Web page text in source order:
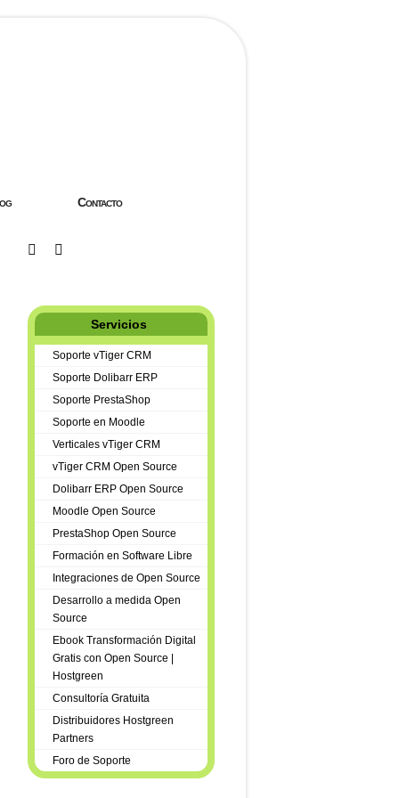
Contacto
Servicios
Soporte vTiger CRM
Soporte Dolibarr ERP
Soporte PrestaShop
Soporte en Moodle
Verticales vTiger CRM
vTiger CRM Open Source
Dolibarr ERP Open Source
Moodle Open Source
PrestaShop Open Source
Formación en Software Libre
Integraciones de Open Source
Desarrollo a medida Open
Source
Ebook Transformación Digital
Gratis con Open Source |
Hostgreen
Consultoría Gratuita
Distribuidores Hostgreen
Partners
Foro de Soporte